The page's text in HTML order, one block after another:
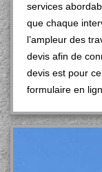
services
que chaque
l’ampleur des
devis afin de
devis est pour
formulaire en